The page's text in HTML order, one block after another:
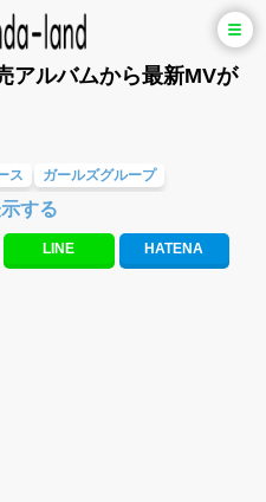
アルバムから最新MVが
ス ガールズグループ
する
LINE HATENA